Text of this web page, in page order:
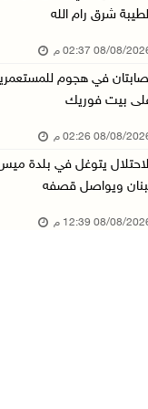
الاحتلال يتوغل في
سلطة المياه تطلق
الإعصار "دولفين" يضرب
08/آب/2026 12:08 م
شرق رام الله
08/2026 02:37 م
في هجوم
بيت فوريك
08/2026 02:26 م
يتوغل في بلدة
ويواصل قصفه
08/2026 12:39 م